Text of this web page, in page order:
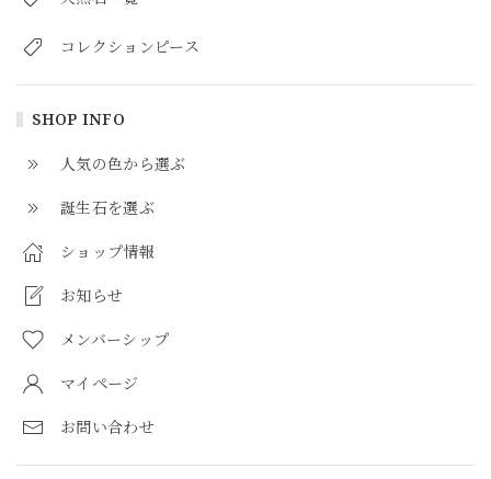
コレクションピース
SHOP INFO
人気の色から選ぶ
誕生石を選ぶ
ショップ情報
お知らせ
メンバーシップ
マイページ
お問い合わせ